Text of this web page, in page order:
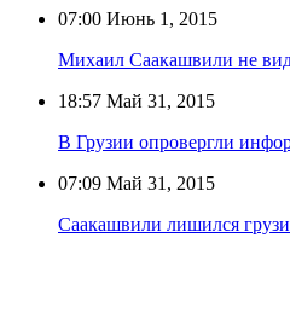
07:00 Июнь 1, 2015
Михаил Саакашвили не
18:57 Май 31, 2015
В Грузии опровергли
07:09 Май 31, 2015
Саакашвили лишился